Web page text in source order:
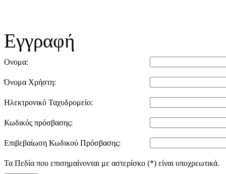
Εγγραφή
Ονομα:
Όνομα Χρήστη:
Ηλεκτρονικό Ταχυδρομείο:
Κωδικός πρόσβασης:
Επιβεβαίωση Κωδικού Πρόσβασης:
Τα Πεδία που επισημαίνονται με αστερίσκο (*) είναι υποχρεωτικά.